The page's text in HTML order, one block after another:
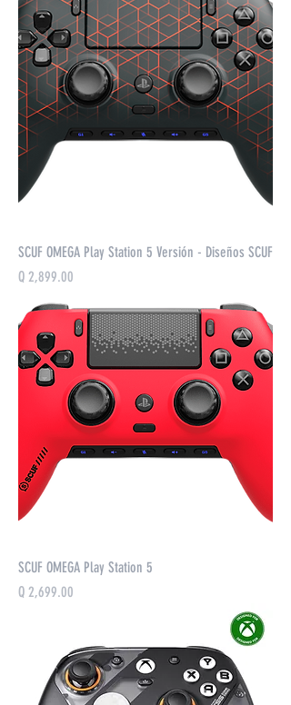
SCUF OMEGA Play Station 5 Versión - Diseños SCUF
Precio
Q 2,899.00
SCUF OMEGA Play Station 5
Precio
Q 2,699.00